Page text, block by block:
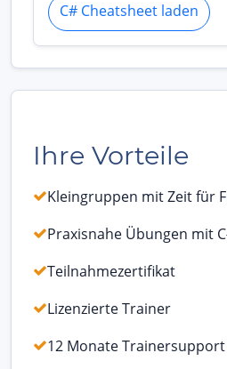
C# Cheatsheet laden
Ihre Vorteile
Kleingruppen mit Zeit für
Praxisnahe Übungen mit
Teilnahmezertifikat
Lizenzierte Trainer
12 Monate Trainersupport